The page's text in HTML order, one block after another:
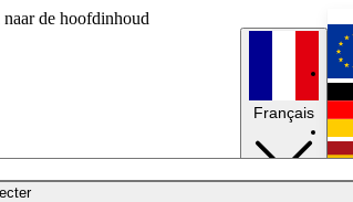
naar de hoofdinhoud
Français